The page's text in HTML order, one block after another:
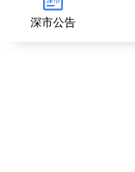
深市公告